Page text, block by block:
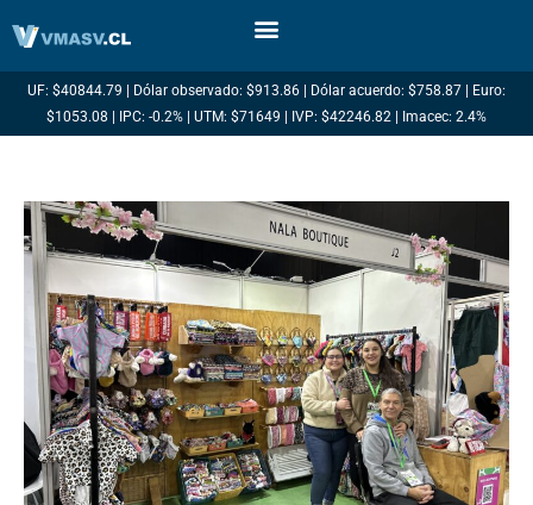
UF: $40844.79 | Dólar observado: $913.86 | Dólar acuerdo: $758.87 | Euro:
$1053.08 | IPC: -0.2% | UTM: $71649 | IVP: $42246.82 | Imacec: 2.4%